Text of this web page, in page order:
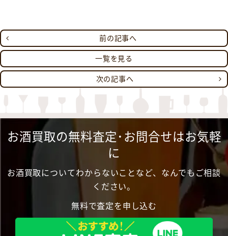
前の記事へ
一覧を見る
次の記事へ
お酒買取の無料査定･お問合せはお気軽
に
お酒買取についてわからないことなど、なんでもご相談
ください。
無料で査定を申し込む